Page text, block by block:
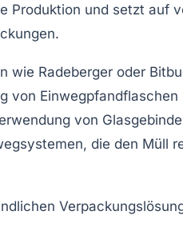
Produktion und setzt auf
wie Radeberger oder
von
von
die den Müll